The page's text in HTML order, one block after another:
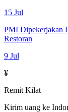
15 Jul
PMI Dipekerjakan
Restoran
9 Jul
¥
Remit Kilat
Kirim uang ke